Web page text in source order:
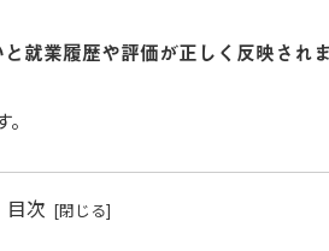
就業履歴や評価が正しく反映され
目次